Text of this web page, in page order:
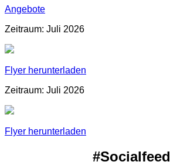
Angebote
Zeitraum: Juli 2026
Flyer herunterladen
Zeitraum: Juli 2026
Flyer herunterladen
#Socialfeed